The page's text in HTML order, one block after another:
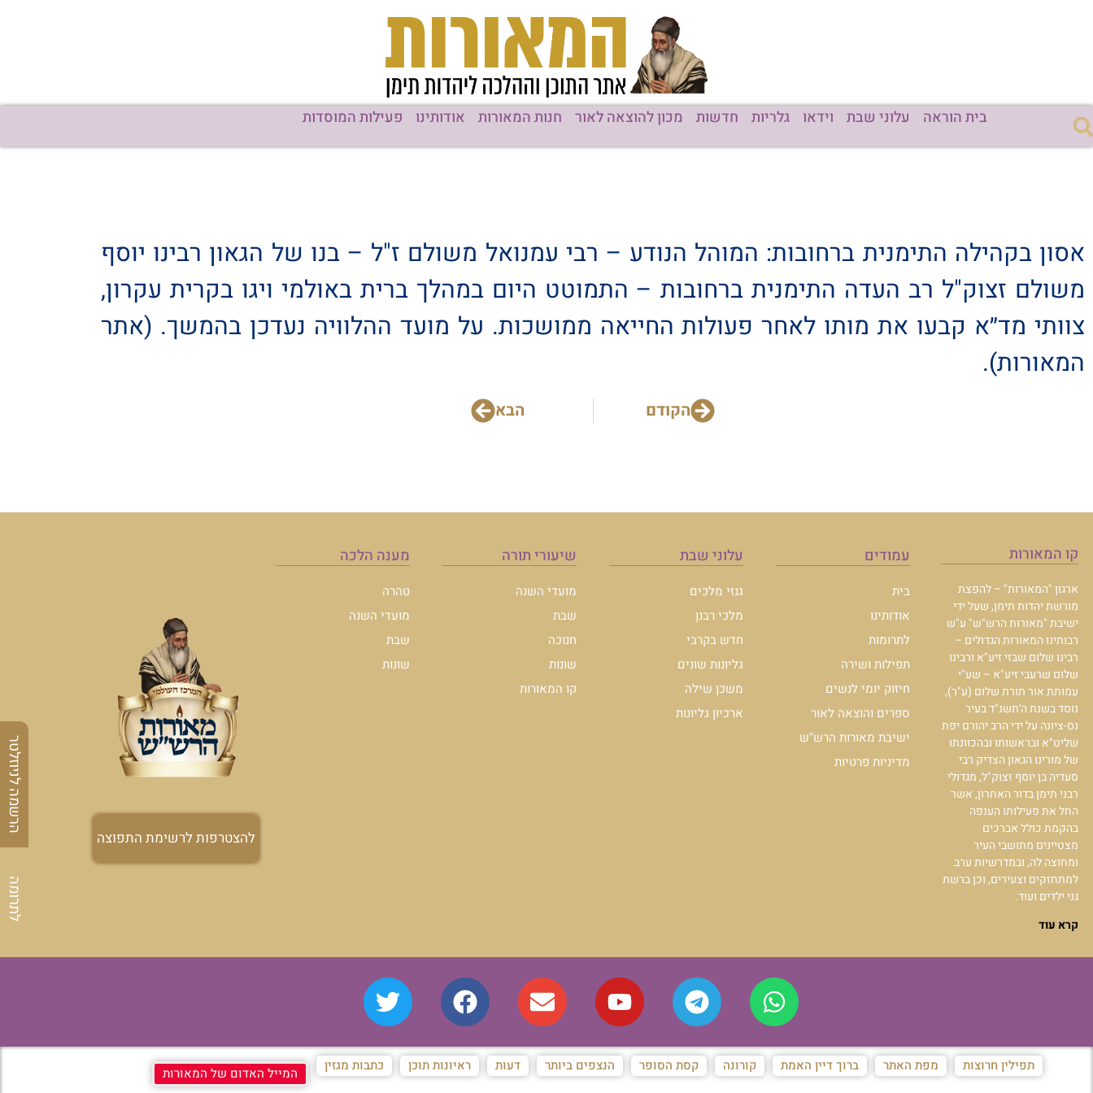
בית הוראה עלוני שבת וידאו גלריות חדשות מכון להוצאה לאור חנות המאורות אודותינו פעילות המוסדות
אסון בקהילה התימנית ברחובות: המוהל הנודע – רבי עמנואל משולם ז"ל – בנו של הגאון רבינו יוסף
משולם זצוק"ל רב העדה התימנית ברחובות – התמוטט היום במהלך ברית באולמי ויגו בקרית עקרון,
צוותי מד״א קבעו את מותו לאחר פעולות החייאה ממושכות. על מועד ההלוויה נעדכן בהמשך. (אתר
המאורות).
הקודם הבא
קו המאורות
ארגון "המאורות" – להפצת
מורשת יהדות תימן, שעל ידי
ישיבת "מאורות הרש"ש" ע"ש
רבותינו המאורות הגדולים –
רבינו שלום שבזי זיע"א ורבינו
שלום שרעבי זיע"א – שע"י
עמותת אור תורת שלום (ע"ר),
נוסד בשנת ה'תשנ"ד בעיר
נס-ציונה על ידי הרב יהורם יפת
שליט"א ובראשותו ובהכוונתו
של מורינו הגאון הצדיק רבי
סעדיה בן יוסף זצוק"ל, מגדולי
רבני תימן בדור האחרון, אשר
החל את פעילותו הענפה
בהקמת כולל אברכים
מצטיינים מתושבי העיר
ומחוצה לה, ובמדרשיות ערב
למתחזקים וצעירים, וכן ברשת
גני ילדים ועוד.
קרא עוד
עמודים
בית
אודותינו
לתרומות
תפילות ושירה
חיזוק יומי לנשים
ספרים והוצאה לאור
ישיבת מאורות הרש"ש
מדיניות פרטיות
עלוני שבת
גנזי מלכים
מלכי רבנן
חדש בקרבי
גליונות שונים
משכן שילה
ארכיון גליונות
שיעורי תורה
מועדי השנה
שבת
חנוכה
שונות
קו המאורות
מענה הלכה
טהרה
מועדי השנה
שבת
שונות
להצטרפות לרשימת התפוצה
הרשמה לניוזלטר
לתרומה
תפילין חרוצות מפת האתר ברוך דיין האמת קורונה קסת הסופר הנצפים ביותר דעות ראיונות תוכן כתבות מגזין המייל האדום של המאורות